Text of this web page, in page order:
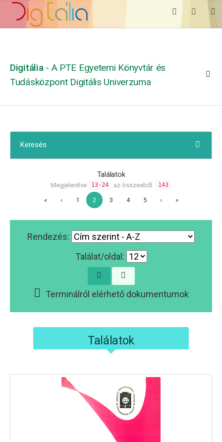
Digitália - A PTE Egyetemi Könyvtár és
Tudásközpont Digitális Univerzuma
Keresés
Találatok
Megjelenítve 13-24 az összesből: 143
« ‹ 1 2 3 4 5 › »
Rendezés:
Találat/oldal:
Terminálról elérhető dokumentumok
Találatok